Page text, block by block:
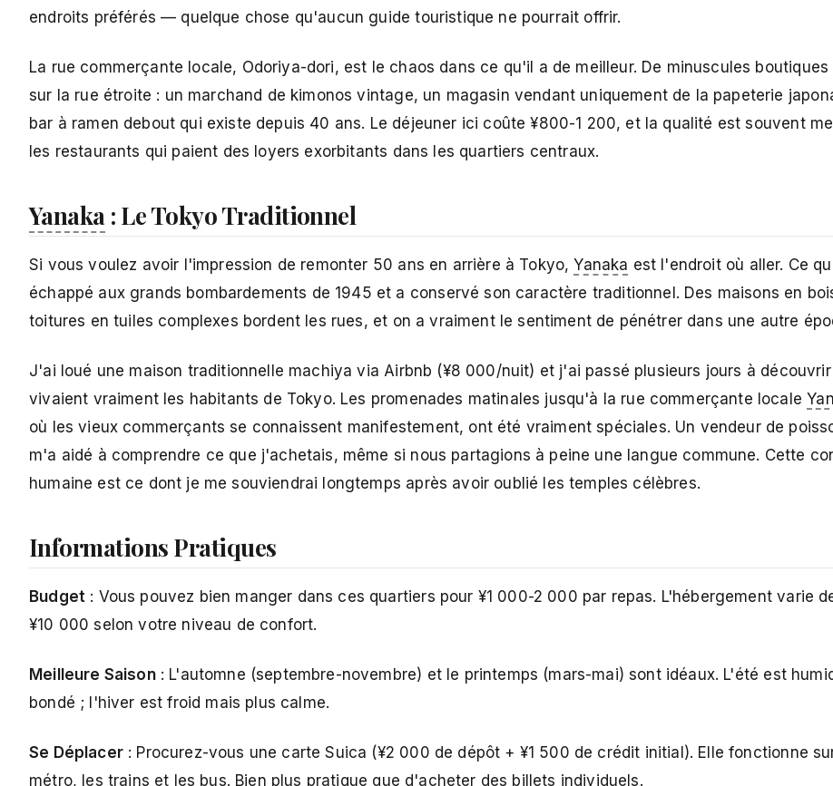
endroits préférés — quelque chose qu'aucun guide touristique ne pourrait offrir.
La rue commerçante locale, Odoriya-dori, est le chaos dans ce qu'il a de meilleur. De minuscules
sur la rue étroite : un marchand de kimonos vintage, un magasin vendant uniquement de la papeterie
bar à ramen debout qui existe depuis 40 ans. Le déjeuner ici coûte ¥800-1 200, et la qualité est souvent
les restaurants qui paient des loyers exorbitants dans les quartiers centraux.
Yanaka: Le Tokyo Traditionnel
Si vous voulez avoir l'impression de remonter 50 ans en arrière à Tokyo,Yanaka est l'endroit où aller. Ce
échappé aux grands bombardements de 1945 et a conservé son caractère traditionnel. Des maisons en
toitures en tuiles complexes bordent les rues, et on a vraiment le sentiment de pénétrer dans une autre
J'ai loué une maison traditionnelle machiya via Airbnb (¥8 000/nuit) et j'ai passé plusieurs jours à
vivaient vraiment les habitants de Tokyo. Les promenades matinales jusqu'à la rue commerçante locale
où les vieux commerçants se connaissent manifestement, ont été vraiment spéciales. Un vendeur de
m'a aidé à comprendre ce que j'achetais, même si nous partagions à peine une langue commune. Cette
humaine est ce dont je me souviendrai longtemps après avoir oublié les temples célèbres.
Informations Pratiques
Budget : Vous pouvez bien manger dans ces quartiers pour ¥1 000-2 000 par repas. L'hébergement varie
¥10 000 selon votre niveau de confort.
Meilleure Saison: L'automne (septembre-novembre) et le printemps (mars-mai) sont idéaux. L'été est
bondé ; l'hiver est froid mais plus calme.
Se Déplacer: Procurez-vous une carte Suica (¥2 000 de dépôt + ¥1 500 de crédit initial). Elle fonctionne
métro, les trains et les bus. Bien plus pratique que d'acheter des billets individuels.